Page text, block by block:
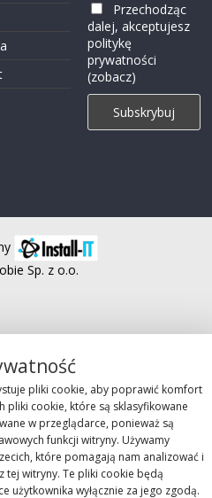
Przechodząc
dalej, akceptujesz
politykę
prywatności
(zobacz)
Sp. z o.o.
pliki cookie, aby poprawić komfort
pliki cookie, które są sklasyfikowane
w przeglądarce, ponieważ są
funkcji witryny. Używamy
które pomagają nam analizować i
tej witryny. Te pliki cookie będą
użytkownika wyłącznie za jego zgodą.